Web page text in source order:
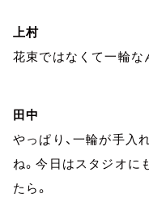
上村
花束ではなくて一輪な
田中
やっぱり、一輪が手入
ね。今日はスタジオに
たら。